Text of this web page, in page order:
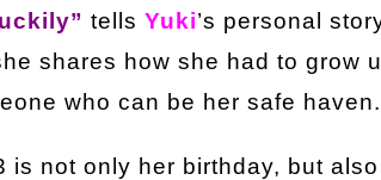
tells Yuki’s personal
shares how she had to grow
who can be her safe haven.
is not only her birthday, but